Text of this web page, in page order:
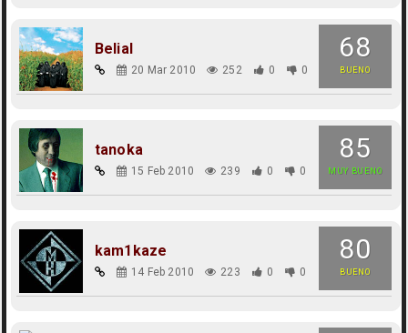
68
BUENO
Belial
20 Mar 2010 252 0 0
85
MUY BUENO
tanoka
15 Feb 2010 239 0 0
80
BUENO
kam1kaze
14 Feb 2010 223 0 0